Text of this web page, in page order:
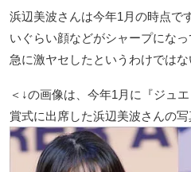
浜辺美波さんは今年1月の時点で
いぐらい顔などがシャープにな
急に激ヤセしたというわけではな
＜↓の画像は、今年1月に『ジュ
賞式に出席した浜辺美波さんの写